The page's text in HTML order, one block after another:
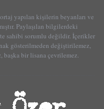
yapılan kişilerin beyanları ve
Paylaşılan bilgilerdeki
sahibi sorumlu değildir. İçerikler
gösterilmeden değiştirilemez,
başka bir lisana çevrilemez.